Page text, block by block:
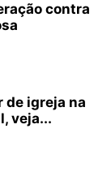
contra
de igreja na
veja...